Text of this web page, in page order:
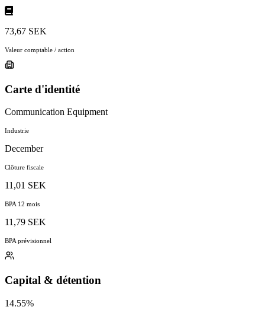
73,67 SEK
Valeur comptable / action
Carte d'identité
Communication Equipment
Industrie
December
Clôture fiscale
11,01 SEK
BPA 12 mois
11,79 SEK
BPA prévisionnel
Capital & détention
14.55%